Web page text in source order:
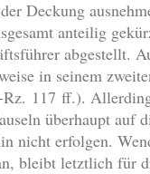
Deckung
anteilig
abgestellt.
in seinem
117 ff.).
überhaupt auf
nicht erfolgen.
bleibt letztlich für